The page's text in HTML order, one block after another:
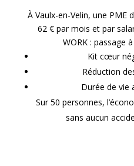
À Vaulx-en-Velin, une
62 € par mois et par
WORK : passage
Kit cœur
Réduction
Durée de vie
Sur 50 personnes,
sans aucun